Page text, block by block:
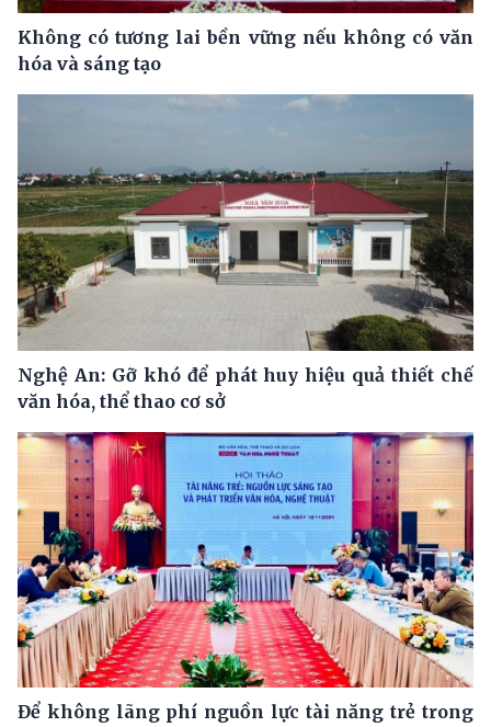
Không có tương lai bền vững nếu không có văn
hóa và sáng tạo
Nghệ An: Gỡ khó để phát huy hiệu quả thiết chế
văn hóa, thể thao cơ sở
Để không lãng phí nguồn lực tài năng trẻ trong